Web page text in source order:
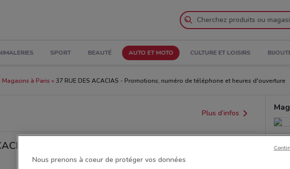
SPORT BEAUTÉ AUTO ET MOTO CULTURE ET LOISIRS
Magasins à Paris 37 RUE DES ACACIAS - Promotions, numéro de téléphone et heures d'ouverture
Plus d’infos
Nous prenons à coeur de protéger vos données